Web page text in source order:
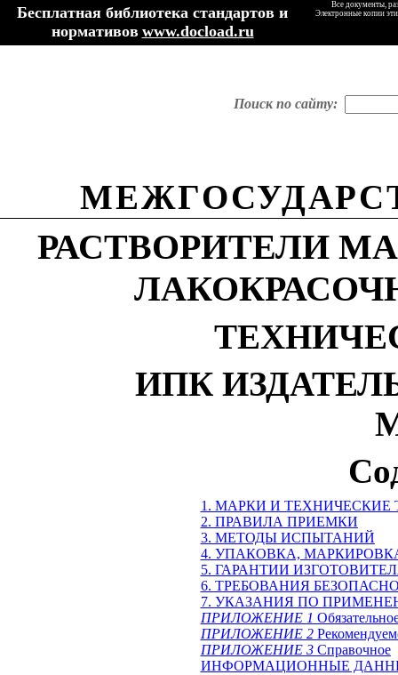
Бесплатная библиотека стандартов и
нормативов www.docload.ru
Все документы,
Электронные копии
Поиск по сайту:
РАСТВОРИТЕЛИ
ИПК
1. МАРКИ И ТЕХНИЧЕСКИЕ
2. ПРАВИЛА ПРИЕМКИ
3. МЕТОДЫ ИСПЫТАНИЙ
4. УПАКОВКА,
5. ГАРАНТИИ
6. ТРЕБОВАНИЯ
7. УКАЗАНИЯ ПО
ПРИЛОЖЕНИЕ 1
ПРИЛОЖЕНИЕ 2
ПРИЛОЖЕНИЕ 3 Справочное
ИНФОРМАЦИОННЫЕ